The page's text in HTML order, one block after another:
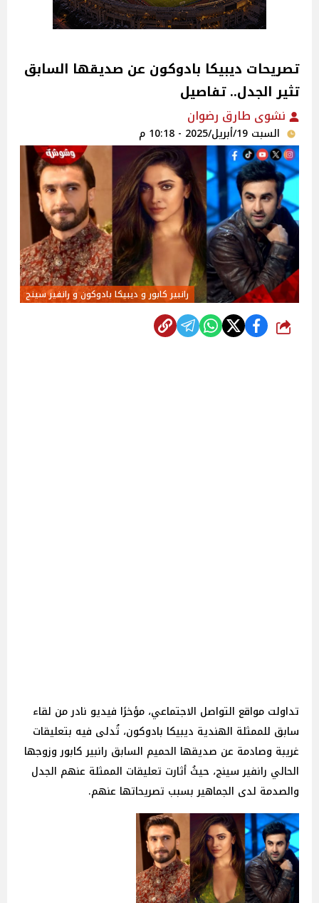
تصريحات ديبيكا بادوكون عن صديقها السابق
تثير الجدل.. تفاصيل
نشوى طارق رضوان
السبت 19/أبريل/2025 - 10:18 م
رانبير كابور و ديبيكا بادوكون و رانفير سينج
شارك
تداولت مواقع التواصل الاجتماعي، مؤخرًا فيديو نادر من لقاء
سابق للممثلة الهندية ديبيكا بادوكون، تُدلى فيه بتعليقات
غريبة وصادمة عن صديقها الحميم السابق رانبير كابور وزوجها
الحالي رانفير سينج، حيثُ أثارت تعليقات الممثلة عنهم الجدل
والصدمة لدى الجماهير بسبب تصريحاتها عنهم.